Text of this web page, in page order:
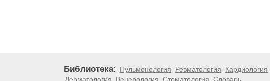
Библиотека: Пульмонология Ревматология Кардиология
Дерматология
Венерология Стоматология Словарь